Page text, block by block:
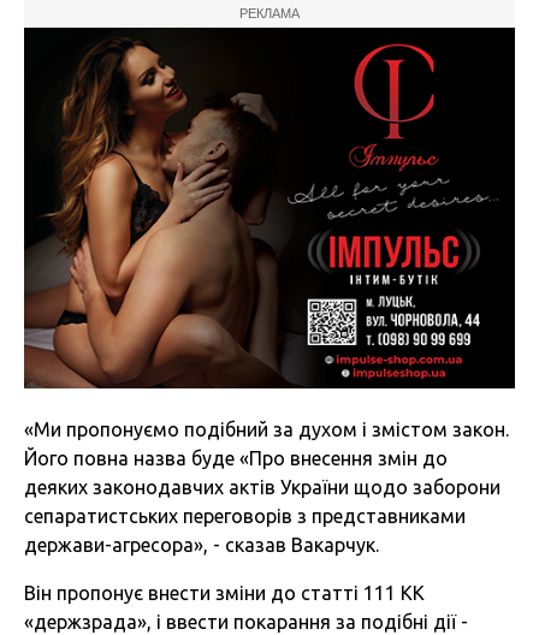
РЕКЛАМА
«Ми пропонуємо подібний за духом і змістом закон.
Його повна назва буде «Про внесення змін до
деяких законодавчих актів України щодо заборони
сепаратистських переговорів з представниками
держави-агресора», - сказав Вакарчук.
Він пропонує внести зміни до статті 111 КК
«держзрада», і ввести покарання за подібні дії -